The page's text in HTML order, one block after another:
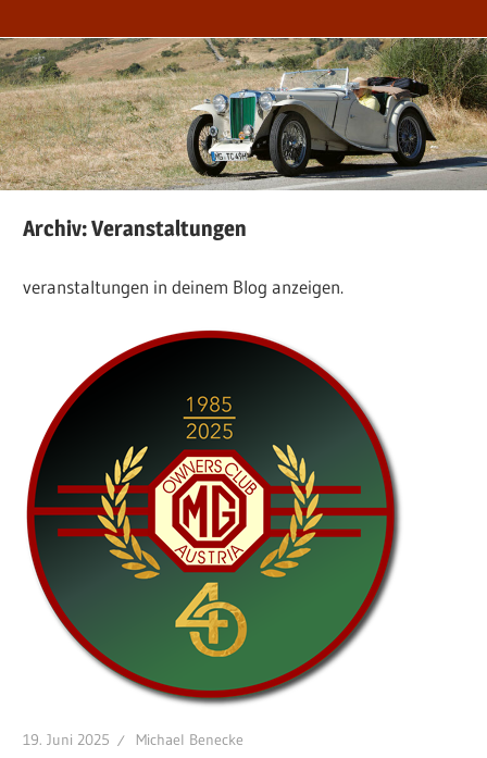
Archiv:Veranstaltungen
veranstaltungen in deinem Blog anzeigen.
19. Juni 2025 Michael Benecke